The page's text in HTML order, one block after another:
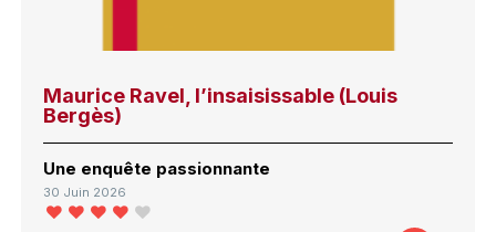
Maurice Ravel, l’insaisissable (Louis
Bergès)
Une enquête passionnante
30 Juin 2026